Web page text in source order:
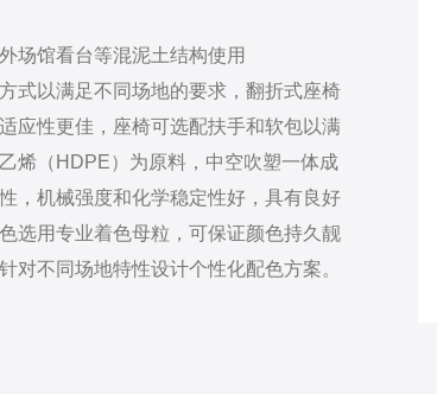
场馆看台等混泥土结构使用
式以满足不同场地的要求，翻折式座椅
应性更佳，座椅可选配扶手和软包以满
烯（HDPE）为原料，中空吹塑一体成
，机械强度和化学稳定性好，具有良好
选用专业着色母粒，可保证颜色持久靓
对不同场地特性设计个性化配色方案。